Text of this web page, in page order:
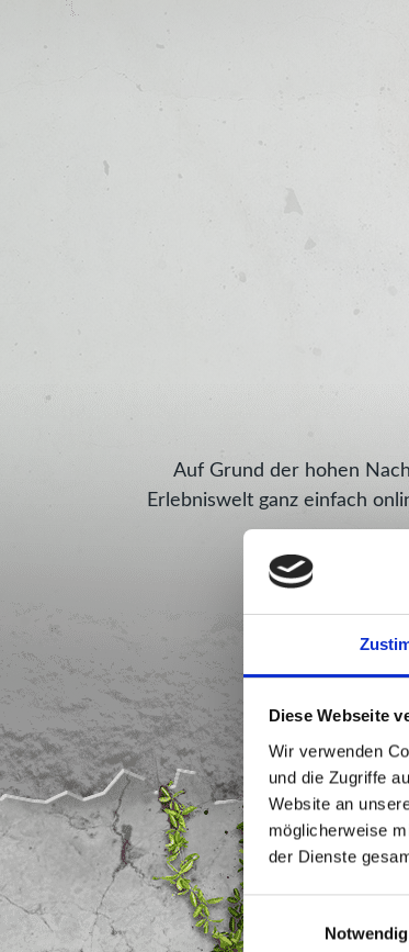
Diese Webseite
Wir verwenden
und die Zugriffe
Website an
möglicherweise
der Dienste
Einwilligungsauswahl
Notwendig
Auf Grund der hohen
Erlebniswelt ganz einfach